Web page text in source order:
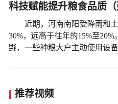
科技赋能提升粮食品质（
近期，河南南阳受降雨和
30%，远高于往年的15%至
野，一些种粮大户主动使用设
推荐视频